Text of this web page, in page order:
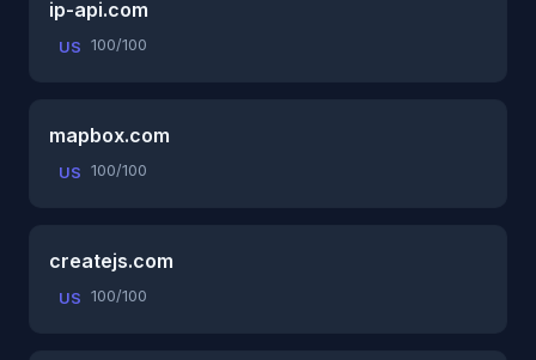
ip-api.com
US 100/100
mapbox.com
US 100/100
createjs.com
US 100/100